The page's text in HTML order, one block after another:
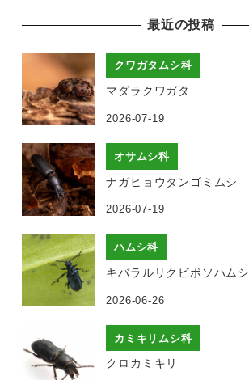
最近の投稿
クワガタムシ科
マダラクワガタ
2026-07-19
オサムシ科
ナガヒョウタンゴミムシ
2026-07-19
ハムシ科
キバラルリクビボソハムシ
2026-06-26
カミキリムシ科
クロカミキリ